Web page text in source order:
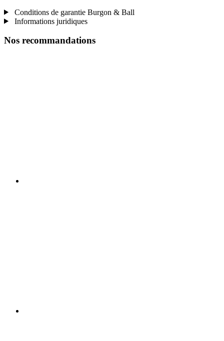
Conditions de garantie Burgon & Ball
Informations juridiques
Nos recommandations